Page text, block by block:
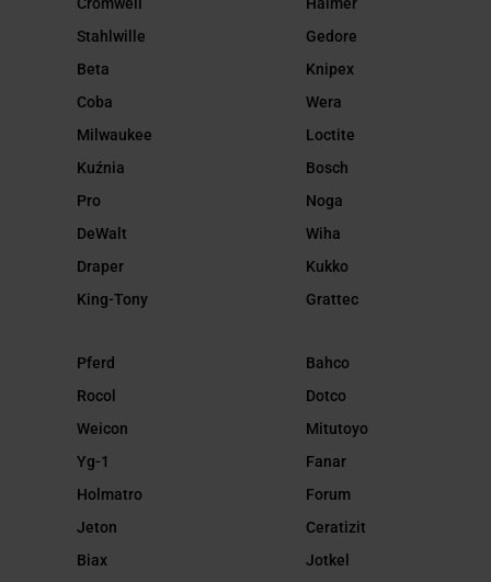
Stahlwille
Beta
Coba
Milwaukee
Kuźnia
Pro
DeWalt
Draper
King-Tony
Gedore
Knipex
Wera
Loctite
Bosch
Noga
Wiha
Kukko
Grattec
Pferd
Rocol
Weicon
Yg-1
Holmatro
Jeton
Biax
Bahco
Dotco
Mitutoyo
Fanar
Forum
Ceratizit
Jotkel